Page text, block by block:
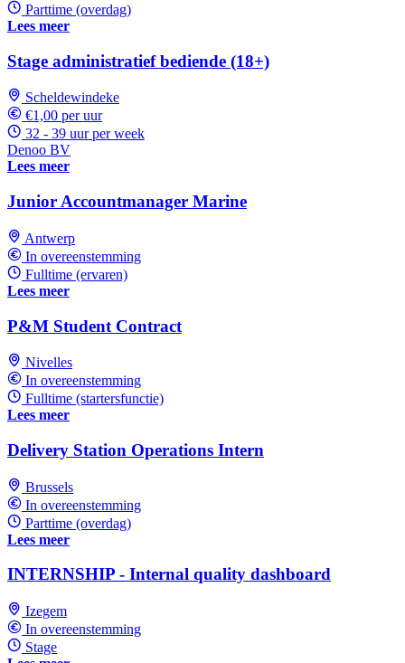
Parttime (overdag)
Lees meer
Stage administratief bediende (18+)
Scheldewindeke
€1,00 per uur
32 - 39 uur per week
Denoo BV
Lees meer
Junior Accountmanager Marine
Antwerp
In overeenstemming
Fulltime (ervaren)
Lees meer
P&M Student Contract
Nivelles
In overeenstemming
Fulltime (startersfunctie)
Lees meer
Delivery Station Operations Intern
Brussels
In overeenstemming
Parttime (overdag)
Lees meer
INTERNSHIP - Internal quality dashboard
Izegem
In overeenstemming
Stage